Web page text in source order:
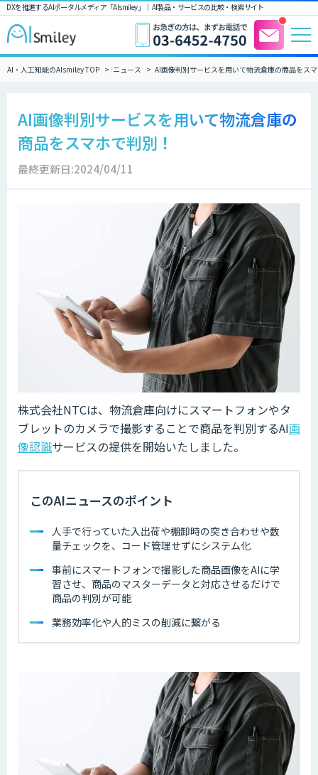
DXを推進するAIポータルメディア「AIsmiley」｜ AI製品・サービスの比較・検索サイト
AI・人工知能のAIsmiley TOP ニュース AI画像判別サービスを用いて物流倉庫の商品をス
AI画像判別サービスを用いて物流倉庫の
商品をスマホで判別！
最終更新日:2024/04/11
株式会社NTCは、物流倉庫向けにスマートフォンやタ
ブレットのカメラで撮影することで商品を判別するAI画
像認識サービスの提供を開始いたしました。
このAIニュースのポイント
人手で行っていた入出荷や棚卸時の突き合わせや数
量チェックを、コード管理せずにシステム化
事前にスマートフォンで撮影した商品画像をAIに学
習させ、商品のマスターデータと対応させるだけで
商品の判別が可能
業務効率化や人的ミスの削減に繋がる